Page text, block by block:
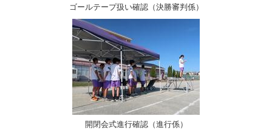
ゴールテープ扱い確認（決勝審判係）
開閉会式進行確認（進行係）